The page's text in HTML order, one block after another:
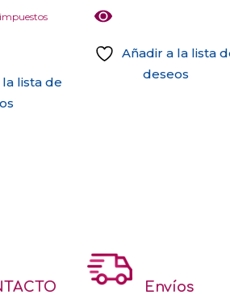
lista de
Añadir a la lista
deseos
Envíos